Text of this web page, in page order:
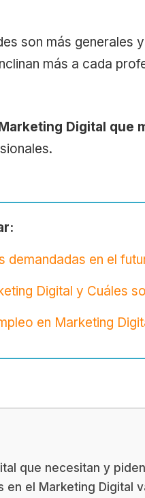
son más generales
más a cada
Digital que
demandadas en el
Digital y Cuáles
en Marketing
que necesitan y
en el Marketing Digital